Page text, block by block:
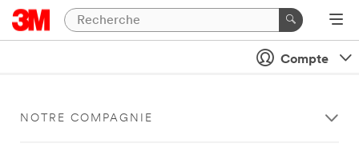
Compte
NOTRE COMPAGNIE